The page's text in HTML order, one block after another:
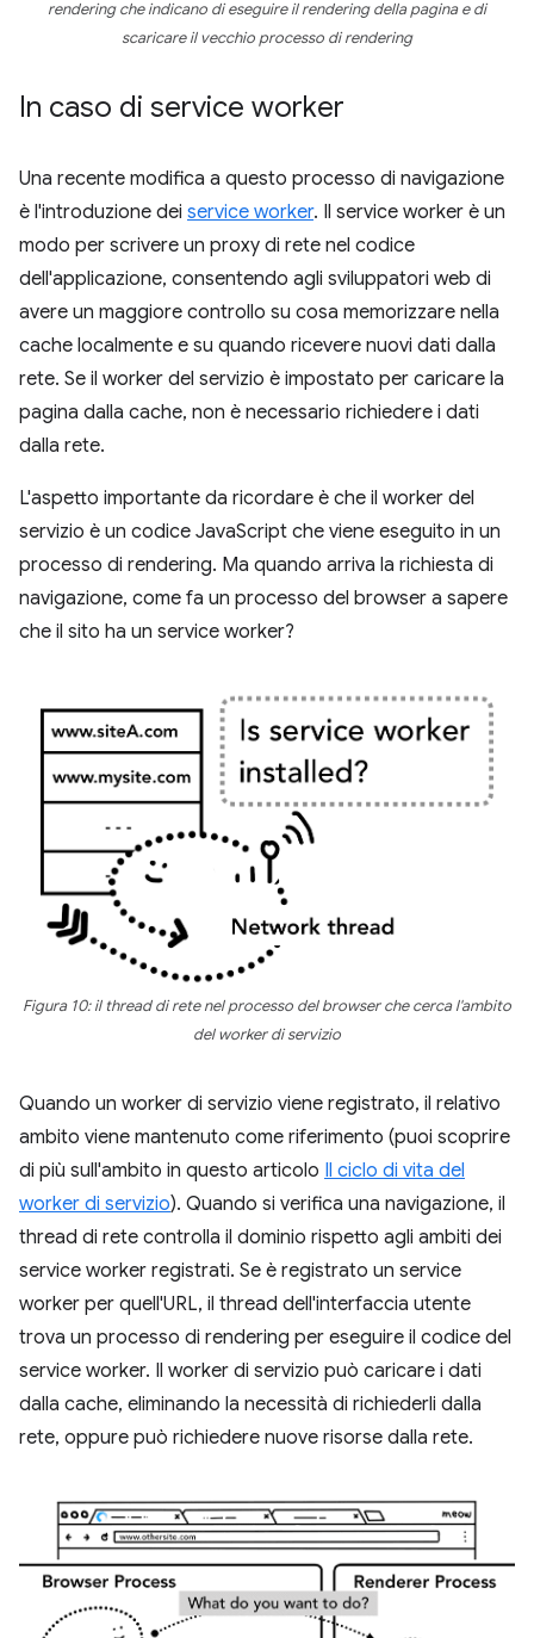
rendering che indicano di eseguire il rendering della pagina e di
scaricare il vecchio processo di rendering
In caso di service worker
Una recente modifica a questo processo di navigazione
è l'introduzione dei service worker. Il service worker è un
modo per scrivere un proxy di rete nel codice
dell'applicazione, consentendo agli sviluppatori web di
avere un maggiore controllo su cosa memorizzare nella
cache localmente e su quando ricevere nuovi dati dalla
rete. Se il worker del servizio è impostato per caricare la
pagina dalla cache, non è necessario richiedere i dati
dalla rete.
L'aspetto importante da ricordare è che il worker del
servizio è un codice JavaScript che viene eseguito in un
processo di rendering. Ma quando arriva la richiesta di
navigazione, come fa un processo del browser a sapere
che il sito ha un service worker?
Figura 10: il thread di rete nel processo del browser che cerca l'ambito
del worker di servizio
Quando un worker di servizio viene registrato, il relativo
ambito viene mantenuto come riferimento (puoi scoprire
di più sull'ambito in questo articolo Il ciclo di vita del
worker di servizio). Quando si verifica una navigazione, il
thread di rete controlla il dominio rispetto agli ambiti dei
service worker registrati. Se è registrato un service
worker per quell'URL, il thread dell'interfaccia utente
trova un processo di rendering per eseguire il codice del
service worker. Il worker di servizio può caricare i dati
dalla cache, eliminando la necessità di richiederli dalla
rete, oppure può richiedere nuove risorse dalla rete.